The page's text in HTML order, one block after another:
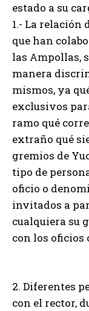
estado a su
1.- La relación
que han
las Ampollas,
manera
mismos, ya
exclusivos
ramo qué
extraño qué
gremios de
tipo de
oficio o
invitados a
cualquiera su
con los oficios
2. Diferentes
con el rector,